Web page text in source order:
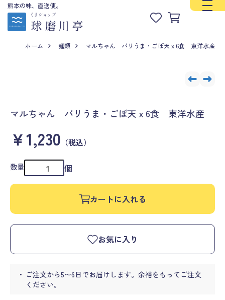
熊本の味、直送便。
ホーム 麺類 マルちゃん バリうま・ごぼ天ｘ6食 東洋水産
マルちゃん バリうま・ごぼ天ｘ6食 東洋水産
￥1,230 （税込）
数量 個
カートに入れる
お気に入り
ご注文から5〜6日でお届けします。余裕をもってご注文
ください。